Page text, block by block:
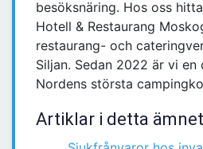
besöksnäring. Hos oss
Hotell & Restaurang
restaurang- och
Siljan. Sedan 2022 är vi en
Nordens största
Artiklar i detta ämnet